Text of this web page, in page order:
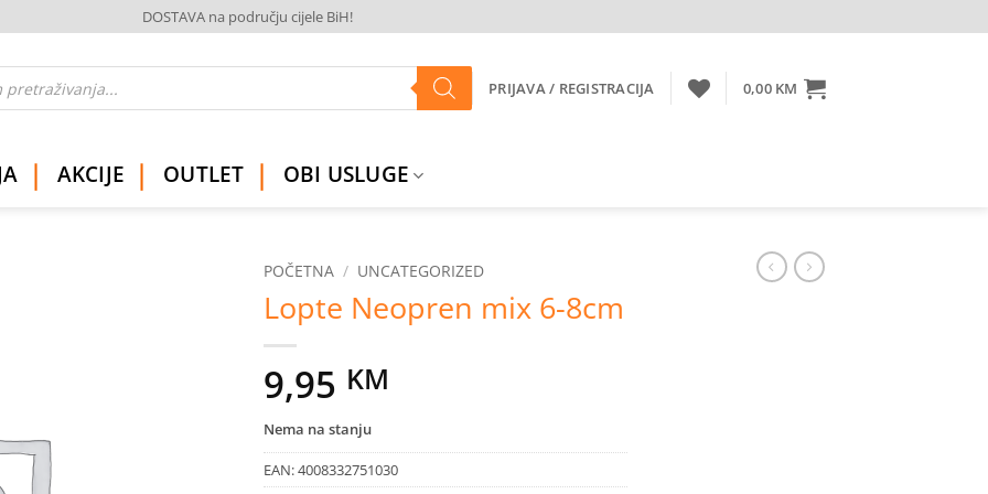
DOSTAVA na području cijele BiH!
PRIJAVA / REGISTRACIJA 0,00 KM
AKCIJE OUTLET OBI USLUGE
POČETNA / UNCATEGORIZED
Lopte Neopren mix 6-8cm
9,95 KM
Nema na stanju
EAN:4008332751030